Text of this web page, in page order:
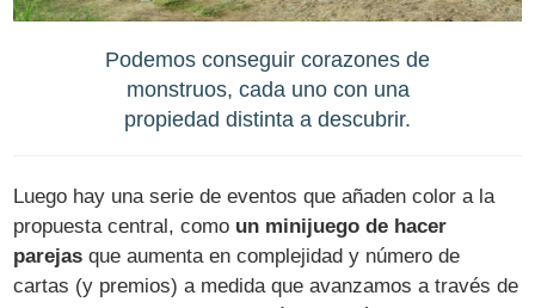
Podemos conseguir corazones de
monstruos, cada uno con una
propiedad distinta a descubrir.
Luego hay una serie de eventos que añaden color a la
propuesta central, como un minijuego de hacer
parejas que aumenta en complejidad y número de
cartas (y premios) a medida que avanzamos a través de